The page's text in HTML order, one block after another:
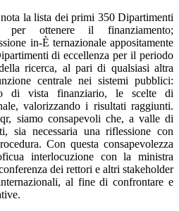
la lista dei primi 350 Dipartimenti
per ottenere il finanziamento;
in-È ternazionale appositamente
di eccellenza per il periodo
ricerca, al pari di qualsiasi altra
centrale nei sistemi pubblici:
di vista finanziario, le scelte di
valorizzando i risultati raggiunti.
siamo consapevoli che, a valle di
sia necessaria una riflessione con
Con questa consapevolezza
interlocuzione con la ministra
dei rettori e altri stakeholder
al fine di confrontare e